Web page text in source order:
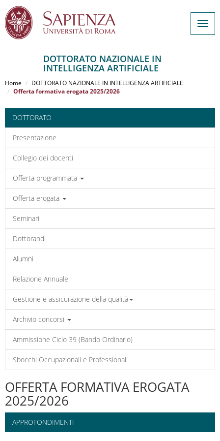
al
contenuto
DOTTORATO NAZIONALE IN
INTELLIGENZA ARTIFICIALE
Home
DOTTORATO NAZIONALE IN INTELLIGENZA ARTIFICIALE
Offerta formativa erogata 2025/2026
DOTTORATO
Presentazione
Collegio dei docenti
Offerta programmata
Offerta erogata
Seminari
Dottorandi
Alumni
Relazione Annuale
Gestione e assicurazione della qualità
Archivio concorsi
Ammissione Ciclo 39 (Bando Ordinario)
Sbocchi Occupazionali e Professionali
OFFERTA FORMATIVA EROGATA
2025/2026
APPROFONDIMENTI